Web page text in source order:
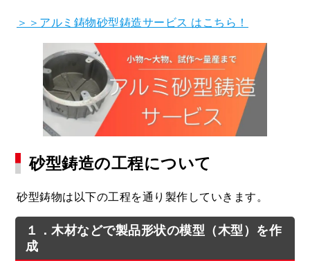
＞＞アルミ鋳物砂型鋳造サービス はこちら！
砂型鋳造の工程について
砂型鋳物は以下の工程を通り製作していきます。
１．木材などで製品形状の模型（木型）を作
成